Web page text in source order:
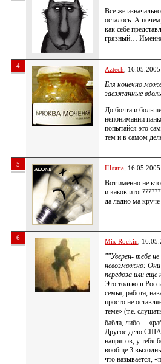
Все же
осталось. А
как себе
грязный…
4 Aztech ,
Бля конечно
заезжанные
До болта и
непонимании
попытайся это
тем и в самом
5 Шляпа ,
Вот именно не
и каков
да ладно ма
6 Mix Rockin ,
""Уверен- тебе
невозможно:
передоза или
Это только в
семья, работа,
просто не
теме» (т.е.
бабла, либо…
Другое дело США
напрягов, у тебя
вообще 3
что называется,